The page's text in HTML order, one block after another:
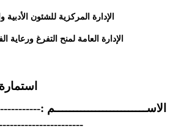
الإدارة المركزية للشئون الأدبية
الإدارة العامة لمنح التفرغ ورعاية
استمارة
الاســـــــــــــــــــــــــم